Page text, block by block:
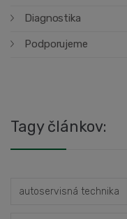
Diagnostika
Podporujeme
Tagy článkov:
autoservisná technika